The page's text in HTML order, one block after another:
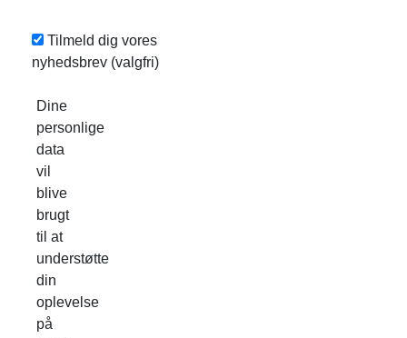
Tilmeld dig vores
nyhedsbrev (valgfri)
Dine
personlige
data
vil
blive
brugt
til at
understøtte
din
oplevelse
på